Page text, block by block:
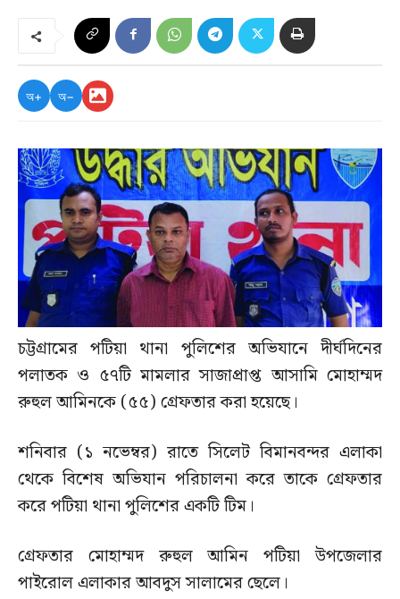
অ+ অ−
চট্টগ্রামের পটিয়া থানা পুলিশের অভিযানে দীর্ঘদিনের
পলাতক ও ৫৭টি মামলার সাজাপ্রাপ্ত আসামি মোহাম্মদ
রুহুল আমিনকে (৫৫) গ্রেফতার করা হয়েছে।
শনিবার (১ নভেম্বর) রাতে সিলেট বিমানবন্দর এলাকা
থেকে বিশেষ অভিযান পরিচালনা করে তাকে গ্রেফতার
করে পটিয়া থানা পুলিশের একটি টিম।
গ্রেফতার মোহাম্মদ রুহুল আমিন পটিয়া উপজেলার
পাইরোল এলাকার আবদুস সালামের ছেলে।